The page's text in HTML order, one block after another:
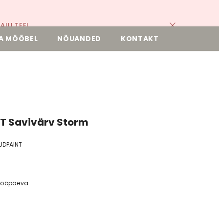
TEEL.
MÖÖBEL NÕUANDED KONTAKT
Savivärv Storm